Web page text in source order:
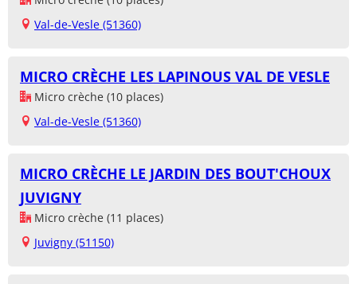
Val-de-Vesle (51360)
MICRO CRÈCHE LES LAPINOUS VAL DE VESLE
Micro crèche (10 places)
Val-de-Vesle (51360)
MICRO CRÈCHE LE JARDIN DES BOUT'CHOUX
JUVIGNY
Micro crèche (11 places)
Juvigny (51150)